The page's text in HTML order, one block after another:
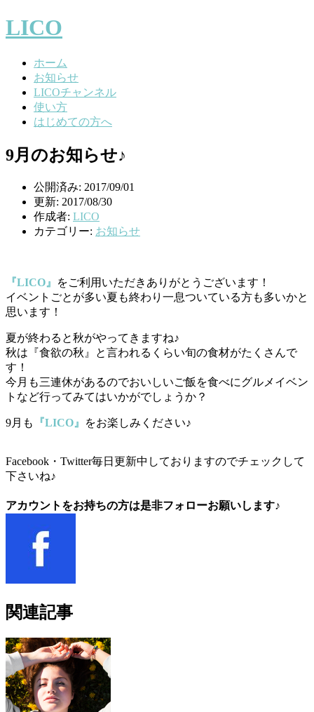
LICO
ホーム
お知らせ
LICOチャンネル
使い方
はじめての方へ
9月のお知らせ♪
公開済み: 2017/09/01
更新: 2017/08/30
作成者: LICO
カテゴリー: お知らせ
『LICO』
をご利用いただきありがとうございます！
イベントごとが多い夏も終わり一息ついている方も多いかと
思います！
夏が終わると秋がやってきますね♪
秋は『食欲の秋』と言われるくらい旬の食材がたくさんで
す！
今月も三連休があるのでおいしいご飯を食べにグルメイベン
トなど行ってみてはいかがでしょうか？
9月も 『LICO』 をお楽しみください♪
Facebook・Twitter毎日更新中しておりますのでチェックして
下さいね♪
アカウントをお持ちの方は是非フォローお願いします♪
関連記事